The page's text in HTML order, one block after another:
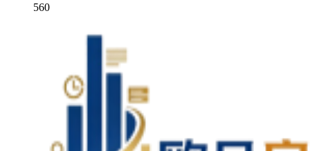
560